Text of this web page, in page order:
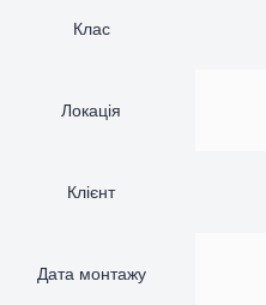
Клас
Локація
Клієнт
Дата монтажу